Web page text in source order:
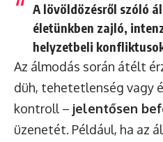
A lövöldözésről szóló
életünkben zajló,
helyzetbeli
Az álmodás során átélt
düh, tehetetlenség vagy
kontroll – jelentősen
üzenetét. Például, ha az